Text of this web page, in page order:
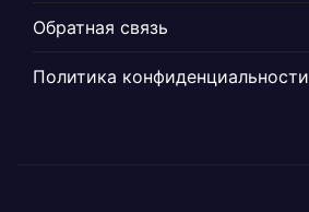
Обратная связь
Политика конфиденциальности